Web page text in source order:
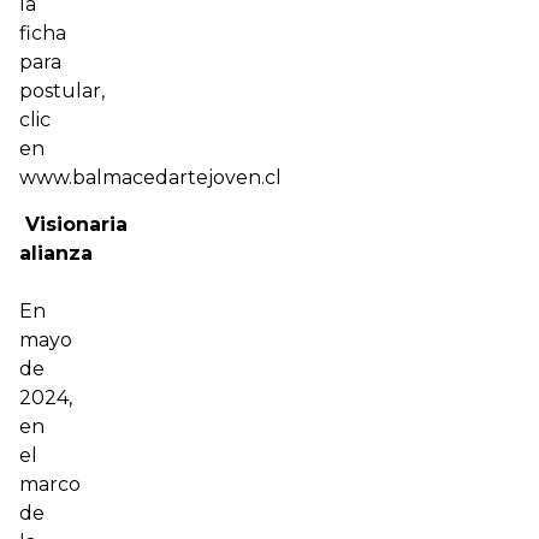
la
ficha
para
postular,
clic
en
www.balmacedartejoven.cl
Visionaria
alianza
En
mayo
de
2024,
en
el
marco
de